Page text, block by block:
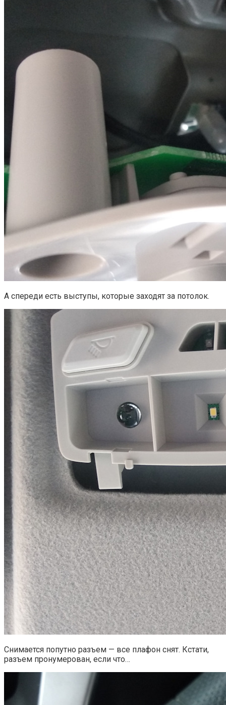
А спереди есть выступы, которые заходят за потолок.
Снимается попутно разъем — все плафон снят. Кстати,
разъем пронумерован, если что…